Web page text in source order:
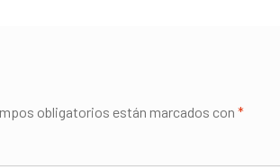
obligatorios están marcados con *